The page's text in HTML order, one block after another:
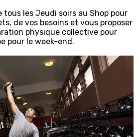
tous les Jeudi soirs au Shop pour
de vos besoins et vous proposer
physique collective pour
pour le week-end.